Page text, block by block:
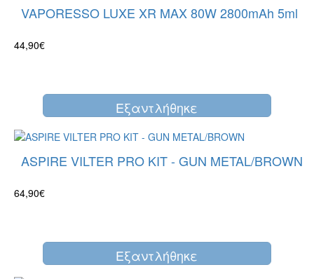
VAPORESSO LUXE XR MAX 80W 2800mAh 5ml
44,90€
Eξαντλήθηκε
ASPIRE VILTER PRO KIT - GUN METAL/BROWN
64,90€
Eξαντλήθηκε